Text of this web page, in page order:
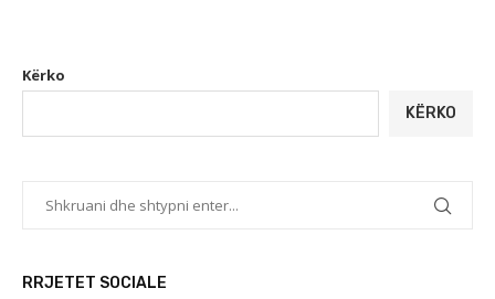
Kërko
KËRKO
RRJETET SOCIALE